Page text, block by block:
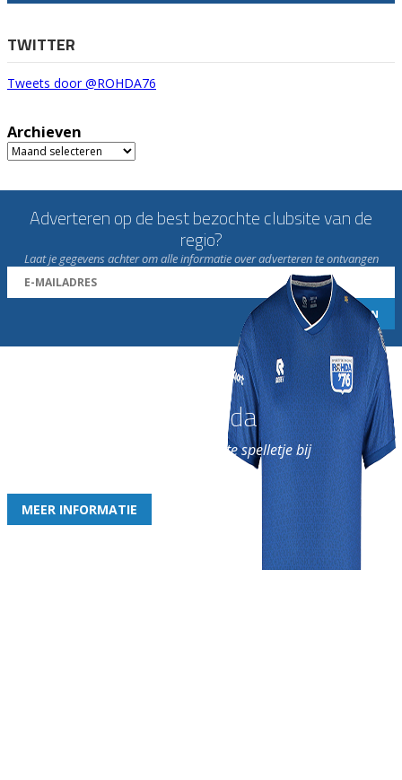
TWITTER
Tweets door @ROHDA76
Archieven
Archieven
Adverteren op de best bezochte clubsite van de
regio?
Laat je gegevens achter om alle informatie over adverteren te ontvangen
Word nu lid van Rohda
en geniet iedere week van het leukste spelletje bij
MEER INFORMATIE